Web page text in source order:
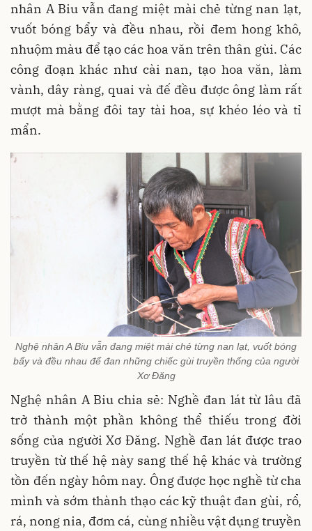
nhân A Biu vẫn đang miệt mài chẻ từng nan lạt,
vuốt bóng bẩy và đều nhau, rồi đem hong khô,
nhuộm màu để tạo các hoa văn trên thân gùi. Các
công đoạn khác như cài nan, tạo hoa văn, làm
vành, dây ràng, quai và đế đều được ông làm rất
mượt mà bằng đôi tay tài hoa, sự khéo léo và tỉ
mẩn.
Nghệ nhân A Biu vẫn đang miệt mài chẻ từng nan lạt, vuốt bóng
bẩy và đều nhau để đan những chiếc gùi truyền thống của người
Xơ Đăng
Nghệ nhân A Biu chia sẻ: Nghề đan lát từ lâu đã
trở thành một phần không thể thiếu trong đời
sống của người Xơ Đăng. Nghề đan lát được trao
truyền từ thế hệ này sang thế hệ khác và trường
tồn đến ngày hôm nay. Ông được học nghề từ cha
mình và sớm thành thạo các kỹ thuật đan gùi, rổ,
rá, nong nia, đơm cá, cùng nhiều vật dụng truyền